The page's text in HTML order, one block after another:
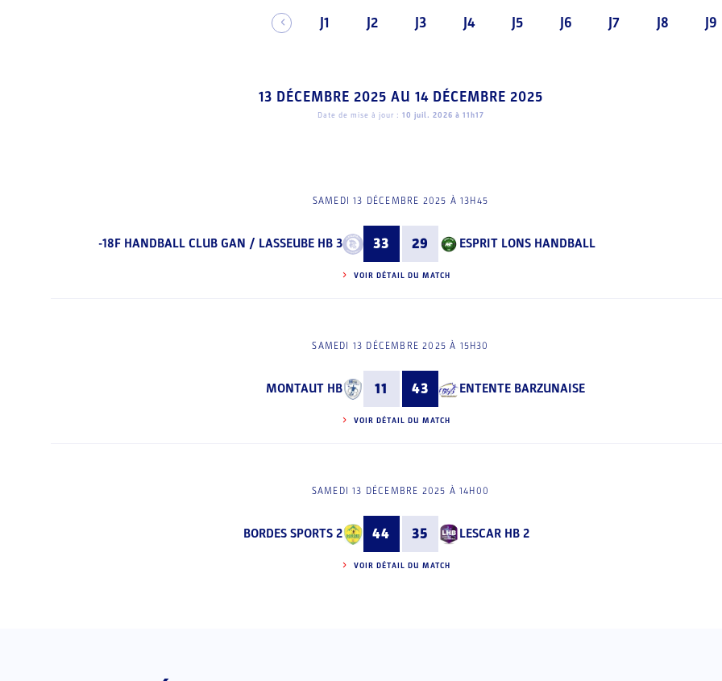
J1 J2 J3 J4 J5 J6 J7 J8 J9
13 DÉCEMBRE 2025 AU 14 DÉCEMBRE 2025
Date de mise à jour : 10 juil. 2026 à 11h17
SAMEDI 13 DÉCEMBRE 2025 À 13H45
-18F HANDBALL CLUB GAN / LASSEUBE HB 3 33 29 ESPRIT LONS HANDBALL
VOIR DÉTAIL DU MATCH
SAMEDI 13 DÉCEMBRE 2025 À 15H30
MONTAUT HB 11 43 ENTENTE BARZUNAISE
VOIR DÉTAIL DU MATCH
SAMEDI 13 DÉCEMBRE 2025 À 14H00
BORDES SPORTS 2 44 35 LESCAR HB 2
VOIR DÉTAIL DU MATCH